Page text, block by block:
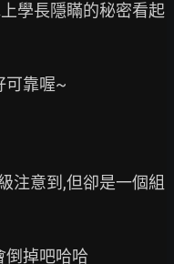
學長隱瞞的秘密看起
可靠喔~
注意到,但卻是一個組
倒掉吧哈哈